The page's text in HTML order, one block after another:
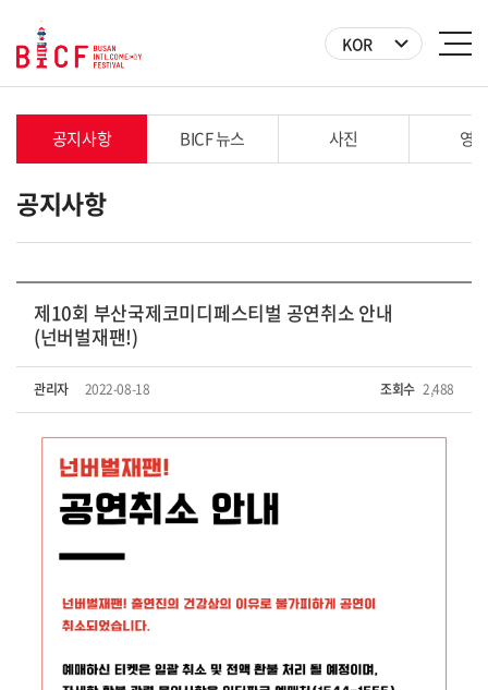
KOR
공지사항 BICF 뉴스 사진 영
공지사항
제10회 부산국제코미디페스티벌 공연취소 안내
(넌버벌재팬!)
관리자 2022-08-18 조회수 2,488